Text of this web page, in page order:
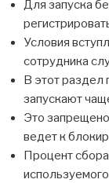
Для запуска
Условия
сотрудника
В этот раздел
запускают
Это
ведет к
Процент